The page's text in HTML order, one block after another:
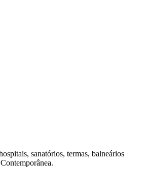
sanatórios, termas, balneários